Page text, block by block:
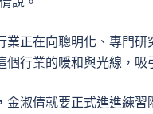
業正在向聰明化、專門
個行業的暖和與光線，吸
金淑倩就要正式進進練